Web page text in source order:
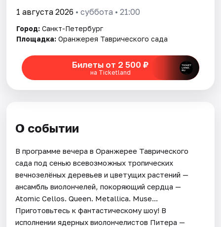
Спорт
События
Города
Площадки
Рейтинги
1 августа 2026 • суббота • 21:00
Город: Санкт-Петербург
Площадка: Оранжерея Таврического сада
Билеты от 2 500 ₽
на Ticketland
О событии
В программе вечера в Оранжерее Таврического
сада под сенью всевозможных тропических
вечнозелёных деревьев и цветущих растений —
ансамбль виолончелей, покоряющий сердца —
Atomic Cellos. Queen. Metallica. Muse...
Приготовьтесь к фантастическому шоу! В
исполнении ядерных виолончелистов Питера —